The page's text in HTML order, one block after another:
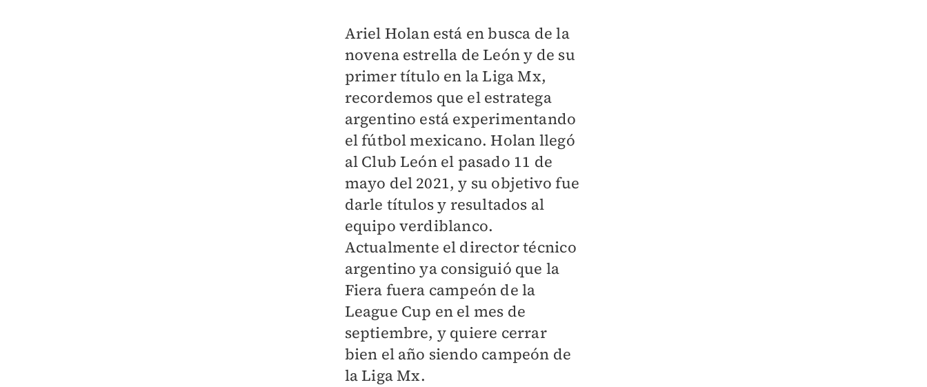
Ariel Holan está en busca de la
novena estrella de León y de su
primer título en la Liga Mx,
recordemos que el estratega
argentino está experimentando
el fútbol mexicano. Holan llegó
al Club León el pasado 11 de
mayo del 2021, y su objetivo fue
darle títulos y resultados al
equipo verdiblanco.
Actualmente el director técnico
argentino ya consiguió que la
Fiera fuera campeón de la
League Cup en el mes de
septiembre, y quiere cerrar
bien el año siendo campeón de
la Liga Mx.